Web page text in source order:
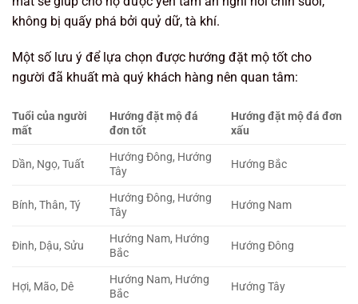
không bị quấy phá bởi quỷ dữ, tà khí.
Một số lưu ý để lựa chọn được hướng đặt mộ tốt cho
người đã khuất mà quý khách hàng nên quan tâm:
Tuổi của người
mất
Hướng đặt mộđá
đơn tốt
Hướng đặt mộđá đơn
xấu
Dần, Ngọ, Tuất
Hướng Đông, Hướng
Tây
Hướng Bắc
Bính, Thân, Tý
Hướng Đông, Hướng
Tây
Hướng Nam
Đinh, Dậu, Sửu
Hướng Nam, Hướng
Bắc
Hướng Đông
Hợi, Mão, Dê
Hướng Nam, Hướng
Bắc
Hướng Tây